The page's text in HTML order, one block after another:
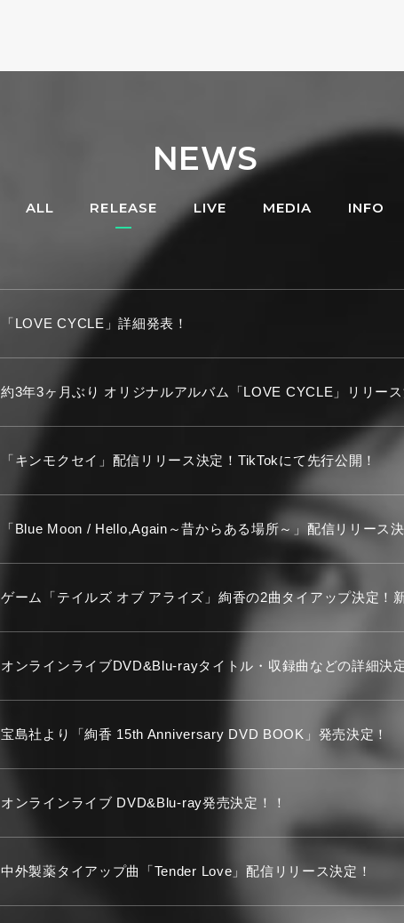
NEWS
ALL RELEASE LIVE MEDIA INFO
「LOVE CYCLE」詳細発表！
約3年3ヶ月ぶり オリジナルアルバム「LOVE CYCLE」リリー
「キンモクセイ」配信リリース決定！TikTokにて先行公開！
「Blue Moon / Hello,Again～昔からある場所～」配信リリース
ゲーム「テイルズ オブ アライズ」絢香の2曲タイアップ決定！
オンラインライブDVD&Blu-rayタイトル・収録曲などの詳細決
宝島社より「絢香 15th Anniversary DVD BOOK」発売決定！
オンラインライブ DVD&Blu-ray発売決定！！
中外製薬タイアップ曲「Tender Love」配信リリース決定！